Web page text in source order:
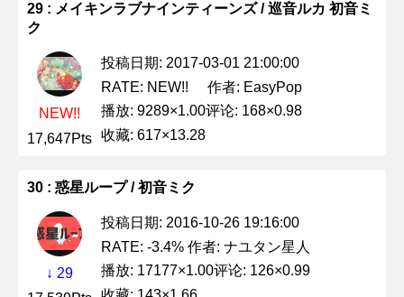
29 : メイキンラブナインティーンズ / 巡音ルカ 初音ミ
ク
NEW!!
17,647Pts
投稿日期: 2017-03-01 21:00:00
RATE: NEW!!
作者: EasyPop
播放: 9289×1.00评论: 168×0.98
收藏: 617×13.28
30 : 惑星ループ / 初音ミク
↓ 29
投稿日期: 2016-10-26 19:16:00
RATE: -3.4% 作者: ナユタン星人
播放: 17177×1.00评论: 126×0.99